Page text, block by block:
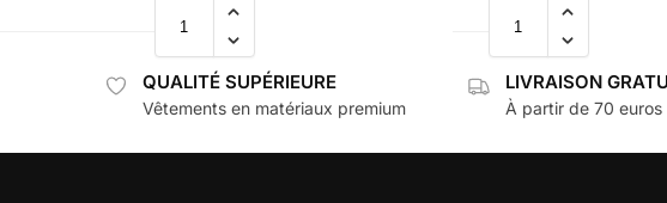
QUALITÉ SUPÉRIEURE
Vêtements en matériaux premium
LIVRAISON
À partir de 70 euros